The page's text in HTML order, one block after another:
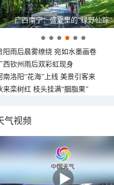
广西南宁：盛夏里的“绿野仙踪”
阳雨后晨雾缭绕 宛如水墨画卷
西钦州雨后双彩虹现身
南洛阳“花海”上线 美景引客来
来栾树红 枝头挂满“胭脂果”
气视频